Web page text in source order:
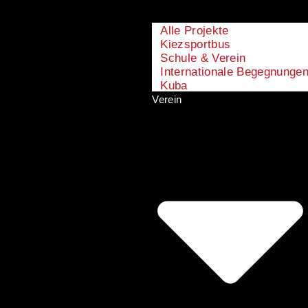
Alle Projekte
Kiezsportbus
Schule & Verein
Internationale
Kuba
Verein